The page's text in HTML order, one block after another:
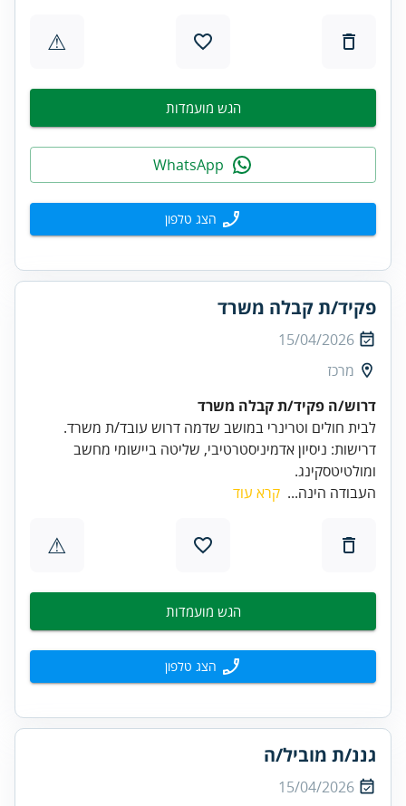
⚠
הגש מועמדות
הצג טלפון
פקיד/ת קבלה משרד
15/04/2026
מרכז
דרוש/ה פקיד/ת קבלה משרד
דרישות: ניסיון אדמיניסטרטיבי, שליטה ביישומי מחשב
ומולטיטסקינג.
העבודה הינה... קרא עוד
⚠
הגש מועמדות
הצג טלפון
גננ/ת מוביל/ה
15/04/2026